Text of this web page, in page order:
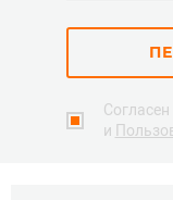
Согласен
и